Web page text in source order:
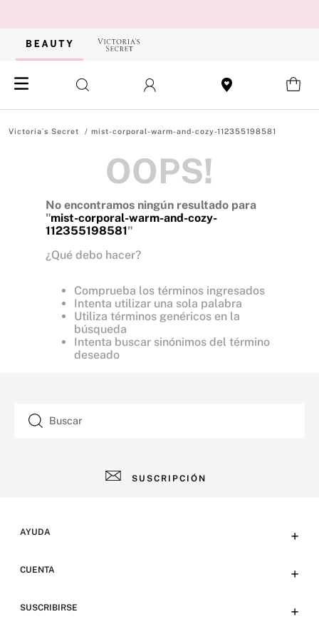
mist-corporal-warm-and-cozy-112355198581
OOPS!
No encontramos ningún resultado para
"mist-corporal-warm-and-cozy-
112355198581"
¿Qué debo hacer?
Comprueba los términos ingresados
Intenta utilizar una sola palabra
Utiliza términos genéricos en la
búsqueda
Intenta buscar sinónimos del término
deseado
Buscar
SUSCRIPCIÓN
AYUDA +
Preguntas frecuentes
CUENTA +
SUSCRIBIRSE +